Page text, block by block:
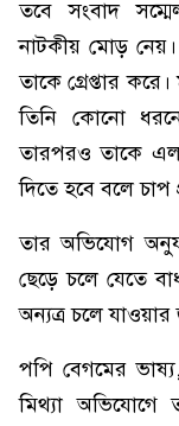
তবে সংবাদ
নাটকীয় মোড়
তাকে গ্রেপ্তার
তিনি কোনো
তারপরও তাকে
দিতে হবে বলে
তার অভিযোগ
ছেড়ে চলে যেতে
অন্যত্র চলে
পপি বেগমের
মিথ্যা অভিযোগে